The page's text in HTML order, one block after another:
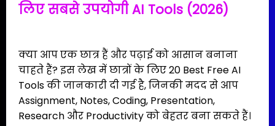
लिए सबसे उपयोगी AI Tools (2026)
क्या आप एक छात्र हैं और पढ़ाई को आसान बनाना
चाहते हैं? इस लेख में छात्रों के लिए 20 Best Free AI
Tools की जानकारी दी गई है, जिनकी मदद से आप
Assignment, Notes, Coding, Presentation,
Research और Productivity को बेहतर बना सकते हैं।